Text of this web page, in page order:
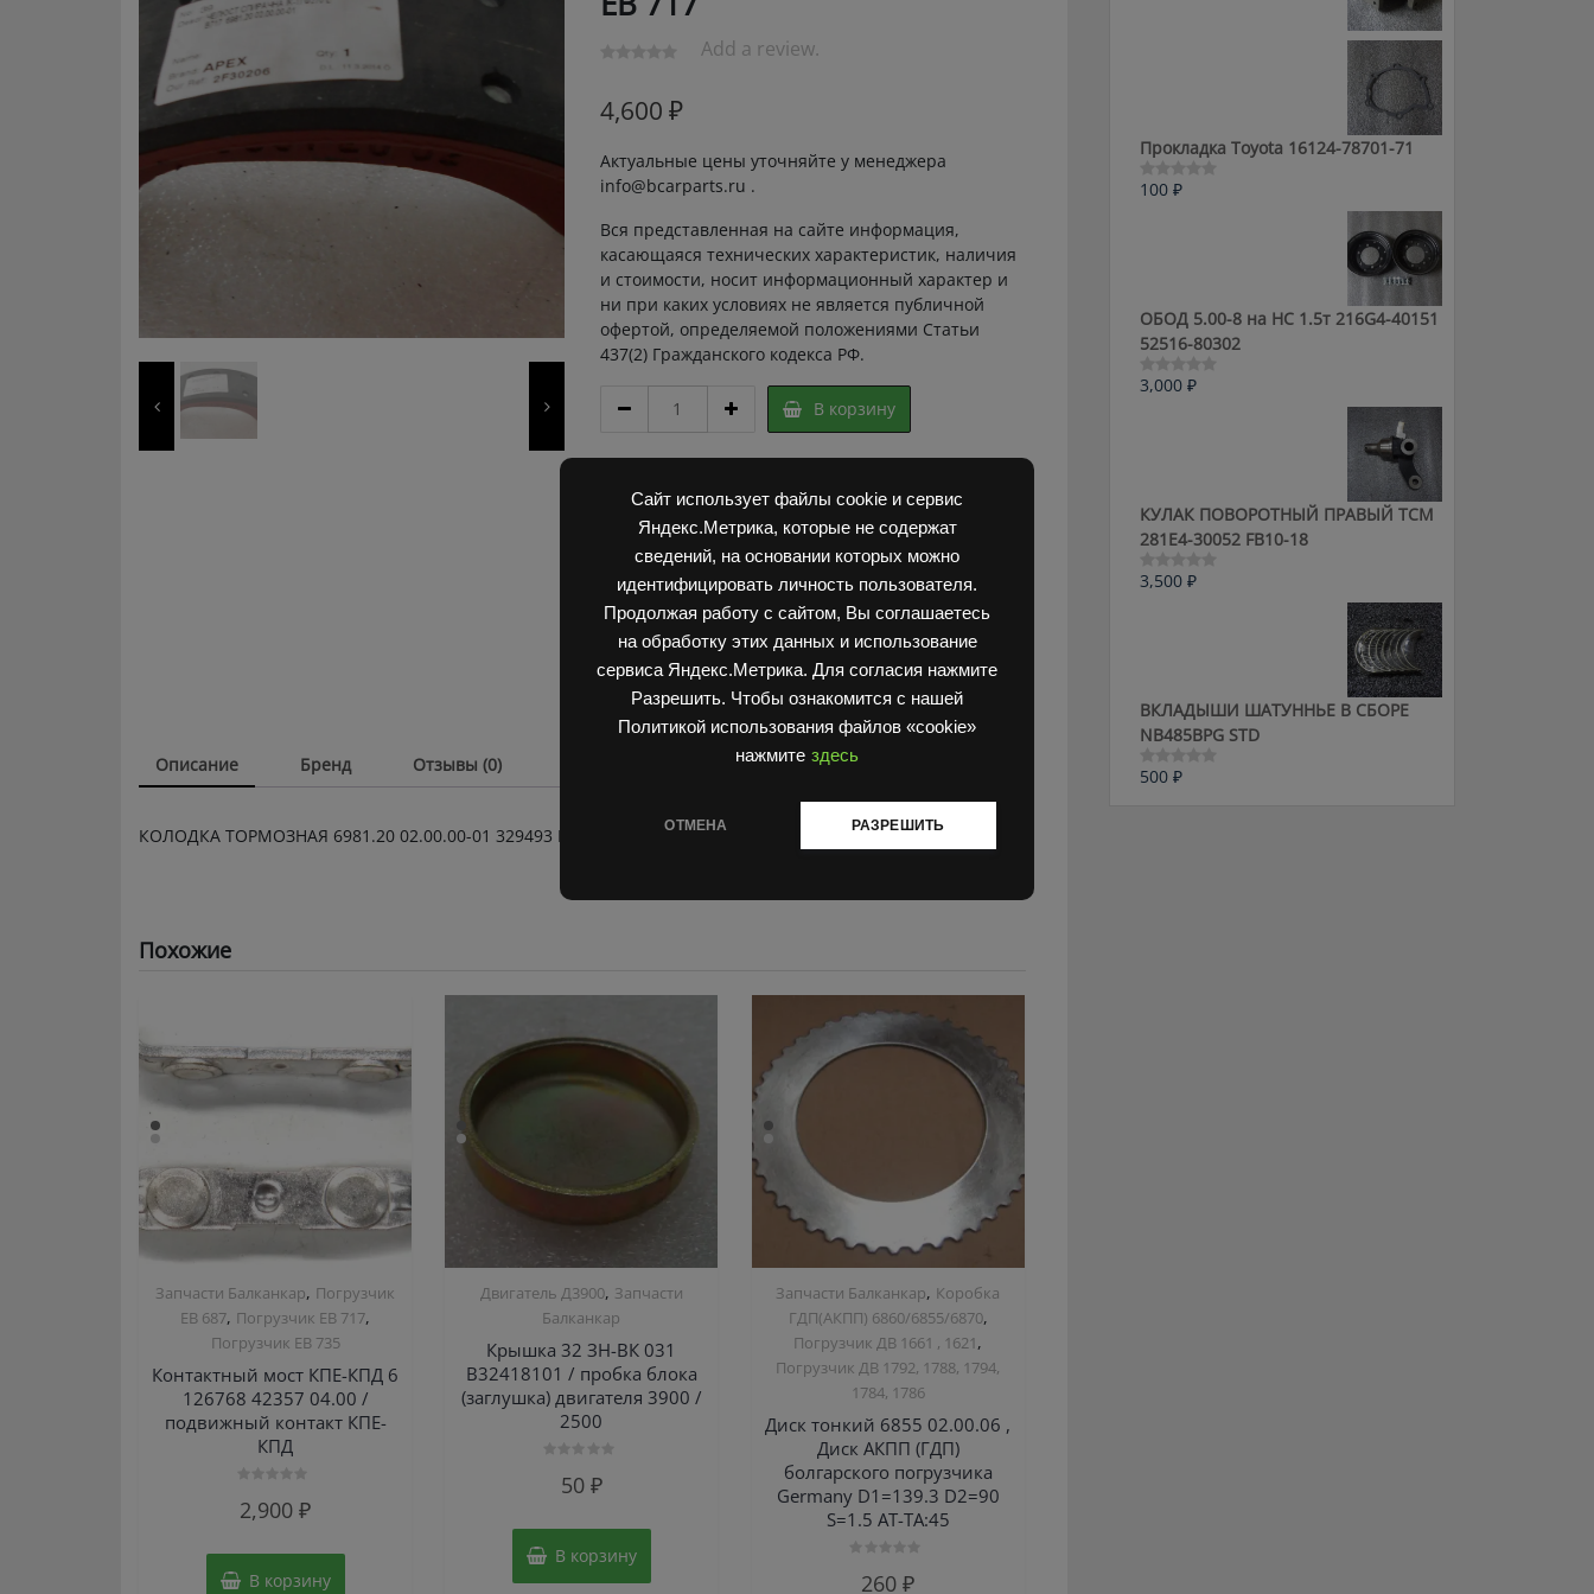
Сайт использует файлы cookie и сервис
Яндекс.Метрика, которые не содержат
сведений, на основании которых можно
идентифицировать личность пользователя.
Продолжая работу с сайтом, Вы соглашаетесь
на обработку этих данных и использование
сервиса Яндекс.Метрика. Для согласия нажмите
Разрешить. Чтобы ознакомится с нашей
Политикой использования файлов «cookie»
нажмите здесь
ОТМЕНА РАЗРЕШИТЬ
Add a review.
4,600 ₽
Актуальные цены уточняйте у менеджера
info@bcarparts.ru .
Вся представленная на сайте информация,
касающаяся технических характеристик, наличия
и стоимости, носит информационный характер и
ни при каких условиях не является публичной
офертой, определяемой положениями Статьи
437(2) Гражданского кодекса РФ.
ТОРМОЗНАЯ
01
329493
717
quantity
В корзину
Категории:Запчасти Балканкар,Погрузчик ЕВ 717
Описание Бренд Отзывы (0)
КОЛОДКА ТОРМОЗНАЯ 6981.20 02.00.00-01 329493 ЕВ 717
Похожие
Запчасти Балканкар, Погрузчик
ЕВ 687, Погрузчик ЕВ 717,
Погрузчик ЕВ 735
Контактный мост КПЕ-КПД 6
126768 42357 04.00 /
подвижный контакт КПЕ-
КПД
02,900 ₽
В корзину
Двигатель Д3900, Запчасти
Балканкар
Крышка 32 ЗН-ВК 031
В32418101 / пробка блока
(заглушка) двигателя 3900 /
2500
50 ₽
В корзину
Запчасти Балканкар, Коробка
ГДП(АКПП) 6860/6855/6870,
Погрузчик ДВ 1661 , 1621,
Погрузчик ДВ 1792, 1788, 1794,
1784, 1786
Диск тонкий 6855 02.00.06 ,
Диск АКПП (ГДП)
болгарского погрузчика
Germany D1=139.3 D2=90
S=1.5 AT-TA:45
260₽
Прокладка Toyota 16124-78701-71
Оценка
100 ₽
ОБОД 5.00-8 на HC 1.5т 216G4-40151
52516-80302
Оценка
3,000 ₽
КУЛАК ПОВОРОТНЫЙ ПРАВЫЙ ТСМ
281E4-30052 FB10-18
Оценка
3,500 ₽
ВКЛАДЫШИ ШАТУННЬЕ В СБОРЕ
NB485BPG STD
Оценка
500 ₽